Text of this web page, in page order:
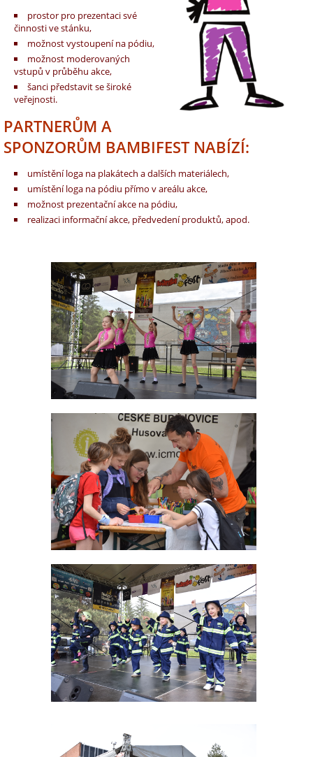
prostor pro prezentaci své
činnosti ve stánku,
možnost vystoupení na pódiu,
možnost moderovaných
vstupů v průběhu akce,
šanci představit se široké
veřejnosti.
PARTNERŮM A
SPONZORŮM BAMBIFEST NABÍZÍ:
umístění loga na plakátech a dalších materiálech,
umístění loga na pódiu přímo v areálu akce,
možnost prezentační akce na pódiu,
realizaci informační akce, předvedení produktů, apod.